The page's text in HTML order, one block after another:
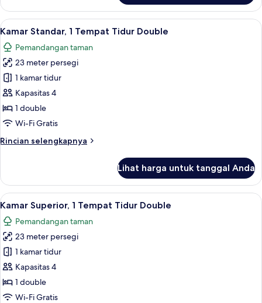
Suite,
kamar
Lihat
semua
foto
untuk
Kamar
Standar,
1
Tempat
Double
Brankas, meja kerja, tirai kedap
5
Kamar Standar, 1 Tempat Tidur Double
Pemandangan taman
23 meter persegi
1 kamar tidur
Kapasitas 4
1 double
Wi-Fi Gratis
Rincian selengkapnya
Rincian
Kamar
Standar,
1
Tidur
Double
Lihat harga untuk tanggal Anda
Lihat
semua
foto
untuk
Kamar
Superior,
1
Tempat
Brankas, meja kerja, tirai kedap
5
Kamar Superior, 1 Tempat Tidur Double
Pemandangan taman
23 meter persegi
1 kamar tidur
Kapasitas 4
1 double
Wi-Fi Gratis